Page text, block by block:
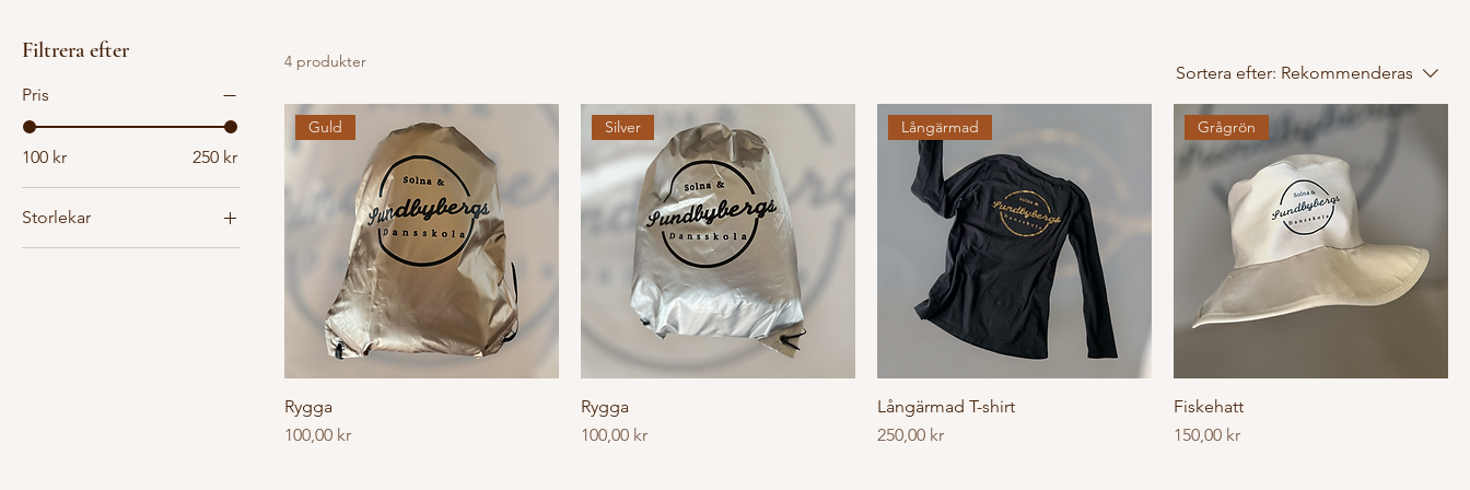
Filtrera efter
Pris
100 kr 250 kr
Storlekar
4 produkter
Sortera efter: Rekommenderas
Guld
Rygga
Pris
100,00 kr
Silver
Rygga
Pris
100,00 kr
Långärmad
Långärmad T-shirt
Pris
250,00 kr
Grågrön
Fiskehatt
Pris
150,00 kr